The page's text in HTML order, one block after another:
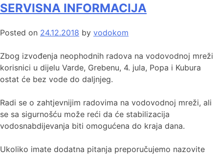
SERVISNA INFORMACIJA
Posted on 24.12.2018 by vodokom
Zbog izvođenja neophodnih radova na vodovodnoj mreži
korisnici u dijelu Varde, Grebenu, 4. jula, Popa i Kubura
ostat će bez vode do daljnjeg.
Radi se o zahtjevnijim radovima na vodovodnoj mreži, ali
se sa sigurnošću može reći da će stabilizacija
vodosnabdijevanja biti omogućena do kraja dana.
Ukoliko imate dodatna pitanja preporučujemo nazovite